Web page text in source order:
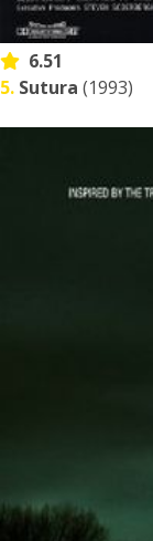
6.51
5. Sutura (1993)